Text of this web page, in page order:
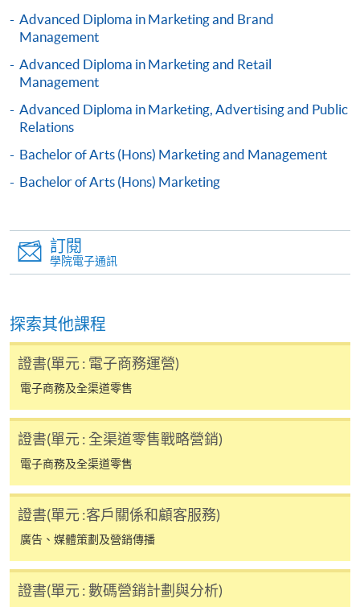
後按照指示填妥網上報名表格。
中指定所須文件(如學歷證明)。系統只支援doc,
申請人可使用以下方式繳交報名費或課程費用:
定繳費靈網上密碼。有關如何申請繳費靈戶口及密
碼，請瀏覽繳費靈網址
Mastercard（包括「香港大學專業進修學院
Mastercard卡」）繳付學費。
*香港大學專業進修學院Mastercard卡
學中心作付款安排。
如欲了解如何於網上報讀新課程及繳費，請瀏覽網上
申請/報讀指南 :
-短期課程
-個別學歷頒授課程
Advanced Diploma in Marketing and Brand
Management
Advanced Diploma in Marketing and Retail
Management
Advanced Diploma in Marketing, Advertising and Public
Relations
Bachelor of Arts (Hons) Marketing and Management
Bachelor of Arts (Hons) Marketing
訂閱
學院電子通訊
探索其他課程
證書(單元 : 電子商務運營)
電子商務及全渠道零售
證書(單元 : 全渠道零售戰略營銷)
電子商務及全渠道零售
證書(單元 :客戶關係和顧客服務)
廣告、媒體策劃及營銷傳播
證書(單元 : 數碼營銷計劃與分析)